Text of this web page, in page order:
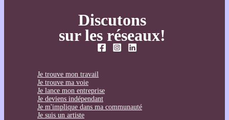
Discutons
sur les réseaux!
Je trouve mon travail
Je trouve ma voie
Je lance mon entreprise
Je deviens indépendant
Je m'implique dans ma communauté
Je suis un artiste